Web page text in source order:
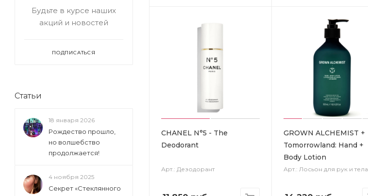
CHANEL N°5 - The
Deodorant
Арт.: Дезодорант
GROWN ALCHEMIST +
Tomorrowland: Hand +
Body Lotion
Арт.: Лосьон для рук и тела
Будьте в курсе наших
акций и новостей
ПОДПИСАТЬСЯ
Статьи
18 января 2026
Рождество прошло,
но волшебство
продолжается!
4 ноября 2025
Секрет «Стеклянного